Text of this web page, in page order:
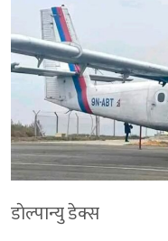
डाेल्पान्यु डेक्स